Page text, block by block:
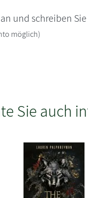
und schreiben
möglich)
Sie auch